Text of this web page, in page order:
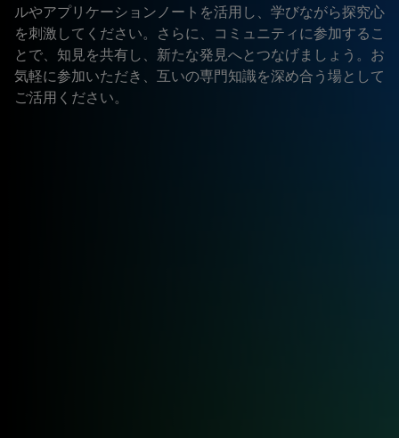
ルやアプリケーションノートを活用し、学びながら探究心
を刺激してください。さらに、コミュニティに参加するこ
とで、知見を共有し、新たな発見へとつなげましょう。お
気軽に参加いただき、互いの専門知識を深め合う場として
ご活用ください。